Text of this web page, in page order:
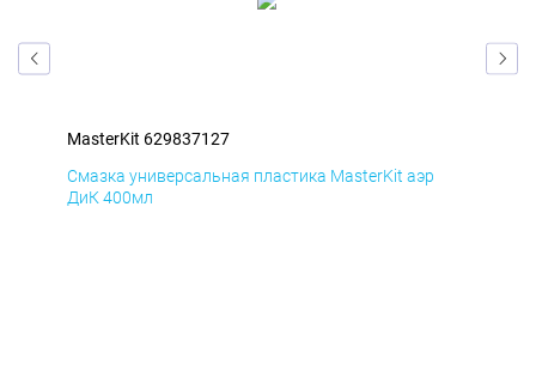
MasterKit 629837127
Смазка универсальная пластика MasterKit аэр
ДиК 400мл